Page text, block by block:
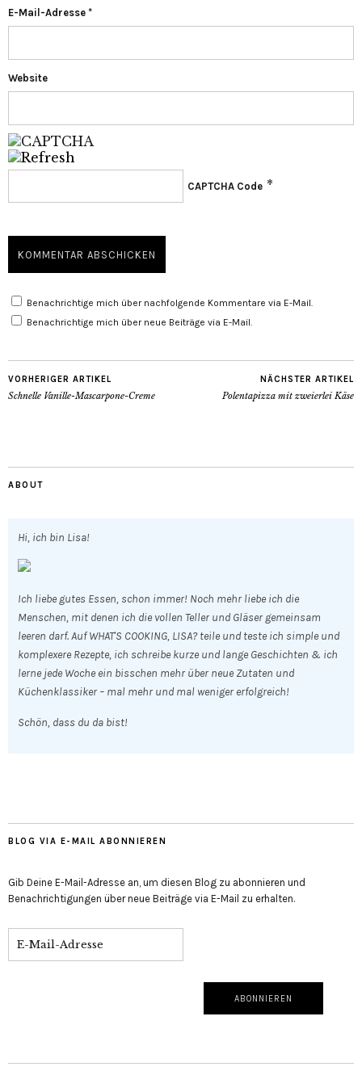
E-Mail-Adresse *
Website
CAPTCHA Code *
Benachrichtige mich über nachfolgende Kommentare via E-Mail.
Benachrichtige mich über neue Beiträge via E-Mail.
VORHERIGER ARTIKEL
Schnelle Vanille-Mascarpone-Creme
NÄCHSTER ARTIKEL
Polentapizza mit zweierlei Käse
ABOUT
Hi, ich bin Lisa!
Ich liebe gutes Essen, schon immer! Noch mehr liebe ich die
Menschen, mit denen ich die vollen Teller und Gläser gemeinsam
leeren darf. Auf WHAT'S COOKING, LISA? teile und teste ich simple und
komplexere Rezepte, ich schreibe kurze und lange Geschichten & ich
lerne jede Woche ein bisschen mehr über neue Zutaten und
Küchenklassiker – mal mehr und mal weniger erfolgreich!
Schön, dass du da bist!
BLOG VIA E-MAIL ABONNIEREN
Gib Deine E-Mail-Adresse an, um diesen Blog zu abonnieren und
Benachrichtigungen über neue Beiträge via E-Mail zu erhalten.